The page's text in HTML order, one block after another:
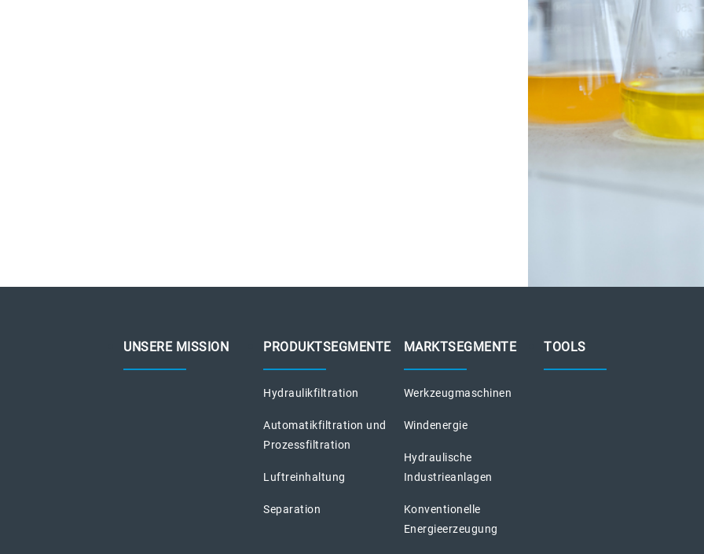
UNSERE MISSION PRODUKTSEGMENTE
Hydraulikfiltration
Automatikfiltration und
Prozessfiltration
Luftreinhaltung
Separation
MARKTSEGMENTE
Werkzeugmaschinen
Windenergie
Hydraulische
Industrieanlagen
Konventionelle
Energieerzeugung
TOOLS